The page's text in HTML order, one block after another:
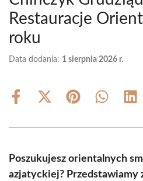
Restauracje
roku
Data dodania: 1 sierpnia 2026 r.
Share
Share
(Twitter)
Share Share
Poszukujesz orientalnych
azjatyckiej? Przedstawiamy